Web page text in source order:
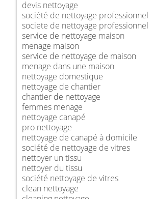
devis nettoyage
société de nettoyage professionnel
societe de nettoyage professionnel
service de nettoyage maison
menage maison
service de nettoyage de maison
menage dans une maison
nettoyage domestique
nettoyage de chantier
chantier de nettoyage
femmes menage
nettoyage canapé
pro nettoyage
nettoyage de canapé à domicile
société de nettoyage de vitres
nettoyer un tissu
nettoyer du tissu
société nettoyage de vitres
clean nettoyage